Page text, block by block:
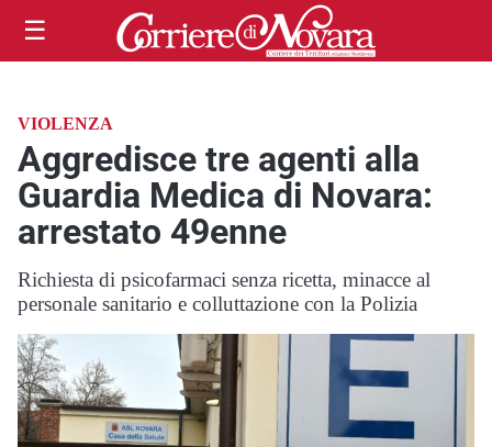
☰
VIOLENZA
Aggredisce tre agenti alla
Guardia Medica di Novara:
arrestato 49enne
Richiesta di psicofarmaci senza ricetta, minacce al
personale sanitario e colluttazione con la Polizia